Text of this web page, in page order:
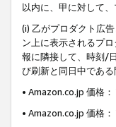
以内に、甲に対して
(i) 乙がプロダクト広
ン上に表示されるプ
報に隣接して、時刻/
び刷新と同日中であ
• Amazon.co.jp 価格
• Amazon.co.jp 価格